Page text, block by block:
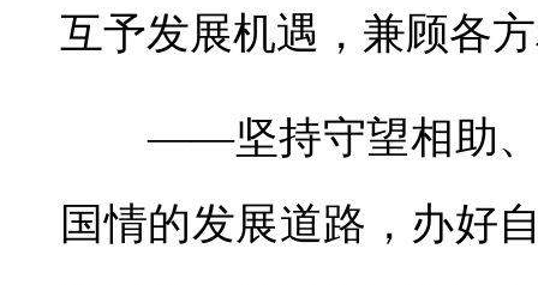
互予发展机遇，兼顾各
——坚持守望相助、
国情的发展道路，办好